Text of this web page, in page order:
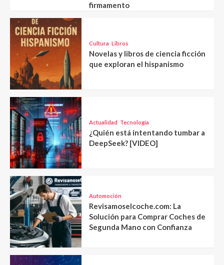
firmamento
Cultura Libros
Novelas y libros de ciencia ficción
que exploran el hispanismo
Actualidad Tecnología
¿Quién está intentando tumbar a
DeepSeek? [VIDEO]
Automoción
Revisamoselcoche.com: La
Solución para Comprar Coches de
Segunda Mano con Confianza